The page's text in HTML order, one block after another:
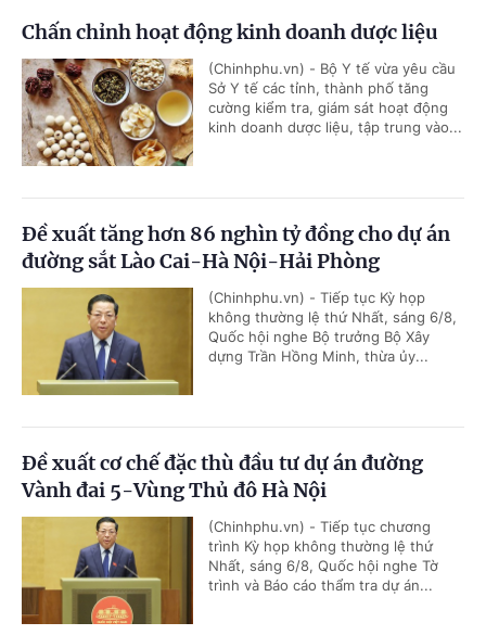
Chấn chỉnh hoạt động kinh doanh dược liệu
(Chinhphu.vn) - Bộ Y tế vừa yêu cầu
Sở Y tế các tỉnh, thành phố tăng
cường kiểm tra, giám sát hoạt động
kinh doanh dược liệu, tập trung vào...
Đề xuất tăng hơn 86 nghìn tỷ đồng cho dự án
đường sắt Lào Cai-Hà Nội-Hải Phòng
(Chinhphu.vn) - Tiếp tục Kỳ họp
không thường lệ thứ Nhất, sáng 6/8,
Quốc hội nghe Bộ trưởng Bộ Xây
dựng Trần Hồng Minh, thừa ủy...
Đề xuất cơ chế đặc thù đầu tư dự án đường
Vành đai 5-Vùng Thủ đô Hà Nội
(Chinhphu.vn) - Tiếp tục chương
trình Kỳ họp không thường lệ thứ
Nhất, sáng 6/8, Quốc hội nghe Tờ
trình và Báo cáo thẩm tra dự án...